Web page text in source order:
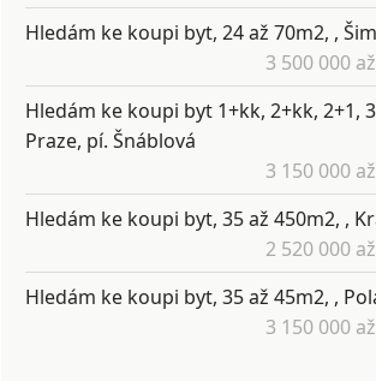
Hledám ke koupi byt, 24 až 70m2, ,
3 500 000
Hledám ke koupi byt 1+kk, 2+kk, 2+1,
Praze, pí. Šnáblová
3 150 000
Hledám ke koupi byt, 35 až 450m2, ,
2 520 000
Hledám ke koupi byt, 35 až 45m2, ,
3 150 000